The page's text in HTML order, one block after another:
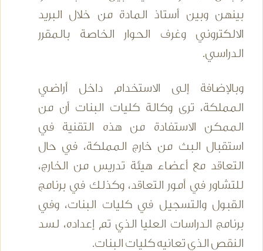
بينهن وبين أستاذ المادة من خلال البريد
الالكتروني وغرف الحوار الخاصة بالمقرر
الدراسي.
وبالإضافة إلى الاستخدام داخل أراضي
المملكة، ترى وكالة كليات البنات أن من
الممكن الاستفادة من هذه التقنية في
استقبال البث من خارج المملكة، في حال
التعاقد مع أعضاء هيئة تدريس من الخارج،
للتشاور في أمور التعاقد، وكذلك في برنامج
القبول والتسجيل في كليات البنات، وفي
برنامج الدراسات العليا الذي تم إعداده، لسد
النقص الذي تعانيه كليات البنات.